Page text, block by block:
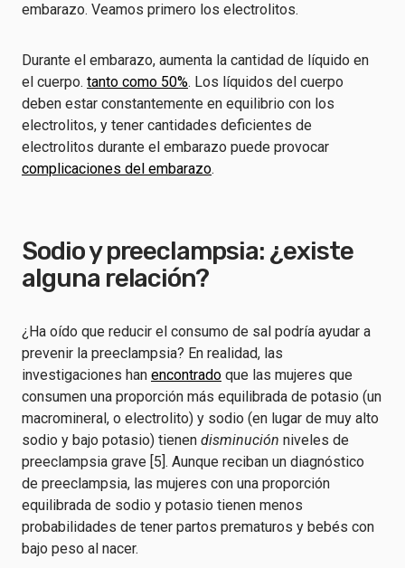
embarazo. Veamos primero los electrolitos.
Durante el embarazo, aumenta la cantidad de líquido en
el cuerpo. tanto como 50%. Los líquidos del cuerpo
deben estar constantemente en equilibrio con los
electrolitos, y tener cantidades deficientes de
electrolitos durante el embarazo puede provocar
complicaciones del embarazo.
Sodio y preeclampsia: ¿existe
alguna relación?
¿Ha oído que reducir el consumo de sal podría ayudar a
prevenir la preeclampsia? En realidad, las
investigaciones han encontrado que las mujeres que
consumen una proporción más equilibrada de potasio (un
macromineral, o electrolito) y sodio (en lugar de muy alto
sodio y bajo potasio) tienen disminución niveles de
preeclampsia grave [5]. Aunque reciban un diagnóstico
de preeclampsia, las mujeres con una proporción
equilibrada de sodio y potasio tienen menos
probabilidades de tener partos prematuros y bebés con
bajo peso al nacer.